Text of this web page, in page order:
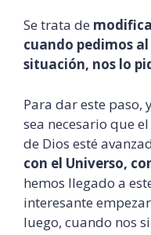
Se trata de
cuando pedimos
situación, nos lo
Para dar este paso,
sea necesario que
de Dios esté
con el Universo,
hemos llegado a
interesante
luego, cuando nos